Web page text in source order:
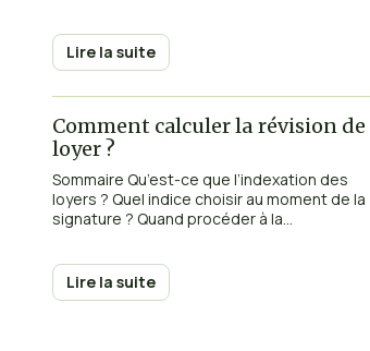
Lire la suite
Comment calculer la révision de
loyer ?
Sommaire Qu’est-ce que l’indexation des
loyers ? Quel indice choisir au moment de la
signature ? Quand procéder à la...
Lire la suite